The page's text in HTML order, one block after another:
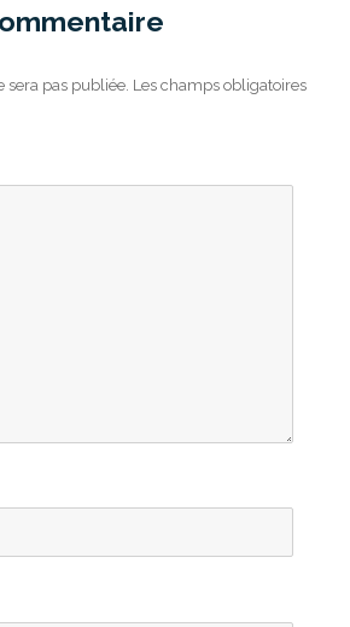
sera pas publiée. Les champs obligatoires